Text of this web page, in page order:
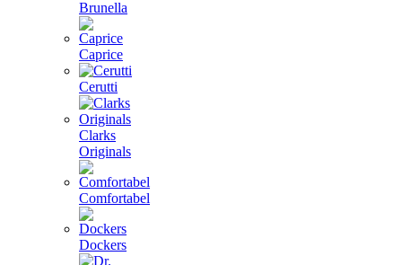
Brunella
Caprice
Cerutti
Clarks
Originals
Comfortabel
Dockers